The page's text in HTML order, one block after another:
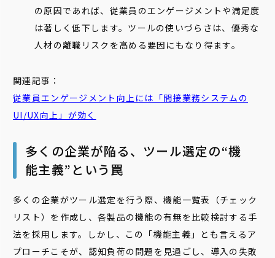
の原因であれば、従業員のエンゲージメントや満足度
は著しく低下します。ツールの使いづらさは、優秀な
人材の離職リスクを高める要因にもなり得ます。
関連記事：
従業員エンゲージメント向上には「間接業務システムの
UI /UX向上」が効く
多くの企業が陥る、ツール選定の“機
能主義”という罠
多くの企業がツール選定を行う際、機能一覧表（チェック
リスト）を作成し、各製品の機能の有無を比較検討する手
法を採用します。しかし、この「機能主義」とも言えるア
プローチこそが、認知負荷の問題を見過ごし、導入の失敗